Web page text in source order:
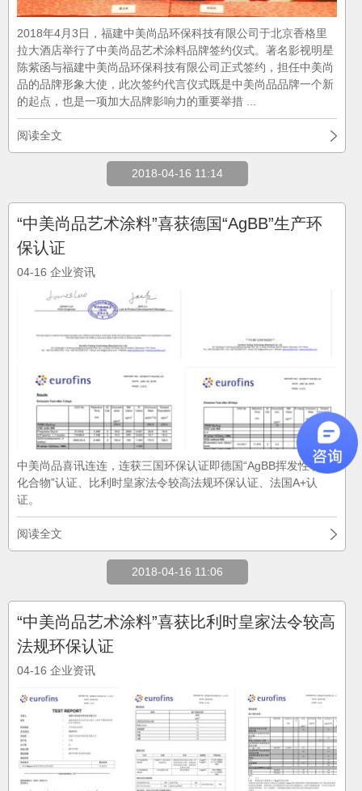
2018年4月3日，福建中美尚品环保科技有限公司于北京香格里
拉大酒店举行了中美尚品艺术涂料品牌签约仪式。著名影视明星
陈紫函与福建中美尚品环保科技有限公司正式签约，担任中美尚
品的品牌形象大使，此次签约代言仪式既是中美尚品品牌一个新
的起点，也是一项加大品牌影响力的重要举措 ...
阅读全文
2018-04-16 11:14
“中美尚品艺术涂料”喜获德国“AgBB”生产环
保认证
04-16 企业资讯
中美尚品喜讯连连，连获三国环保认证即德国“AgBB挥发性有机
化合物”认证、比利时皇家法令较高法规环保认证、法国A+认
证。
阅读全文
2018-04-16 11:06
“中美尚品艺术涂料”喜获比利时皇家法令较高
法规环保认证
04-16 企业资讯